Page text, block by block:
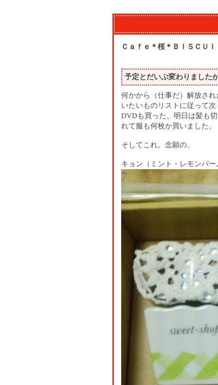
Ｃａｆｅ＊桜＊ＢＩＳＣＵＩ
予定とだいぶ変わりました
何かから（仕事だ）解放さ
いたいものリストに従って
DVDも買った。明日は髪も
れて服も何枚か買いました。
そしてこれ。念願の、
キョン（ミント・レモンバ